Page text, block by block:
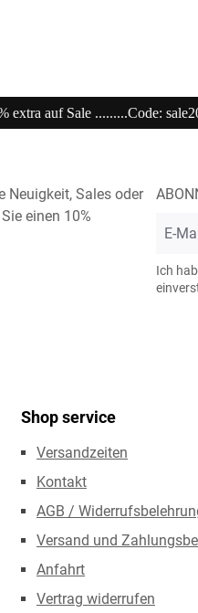
Open
Neuigkeit, Sales oder
einen 10%
Mail-
*
Ich
Shop service
Versandzeiten
Kontakt
AGB /
Versand und
Anfahrt
Vertrag widerrufen